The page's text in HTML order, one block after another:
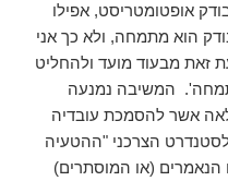
אופטומטריסט, אפילו
הוא מתמחה, ולא כך אני
זאת מבעוד מועד ולהחליט
המשיבה נמנעה
אשר להסמכת עובדיה
הצרכני "ההטעיה
הנאמרים (או המוסתרים)